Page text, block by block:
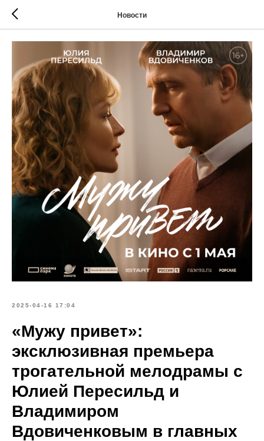
Новости
2025-04-16 17:04
«Мужу привет»:
эксклюзивная премьера
трогательной мелодрамы с
Юлией Пересильд и
Владимиром
Вдовиченковым в главных